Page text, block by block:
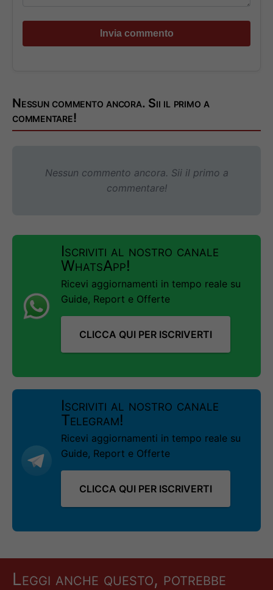
Nessun commento ancora. Sii il primo a
commentare!
Nessun commento ancora. Sii il primo a
commentare!
Iscriviti al nostro canale
WhatsApp!
Ricevi aggiornamenti in tempo reale su
Guide, Report e Offerte
CLICCA QUI PER ISCRIVERTI
Iscriviti al nostro canale
Telegram!
Ricevi aggiornamenti in tempo reale su
Guide, Report e Offerte
CLICCA QUI PER ISCRIVERTI
Leggi anche questo, potrebbe